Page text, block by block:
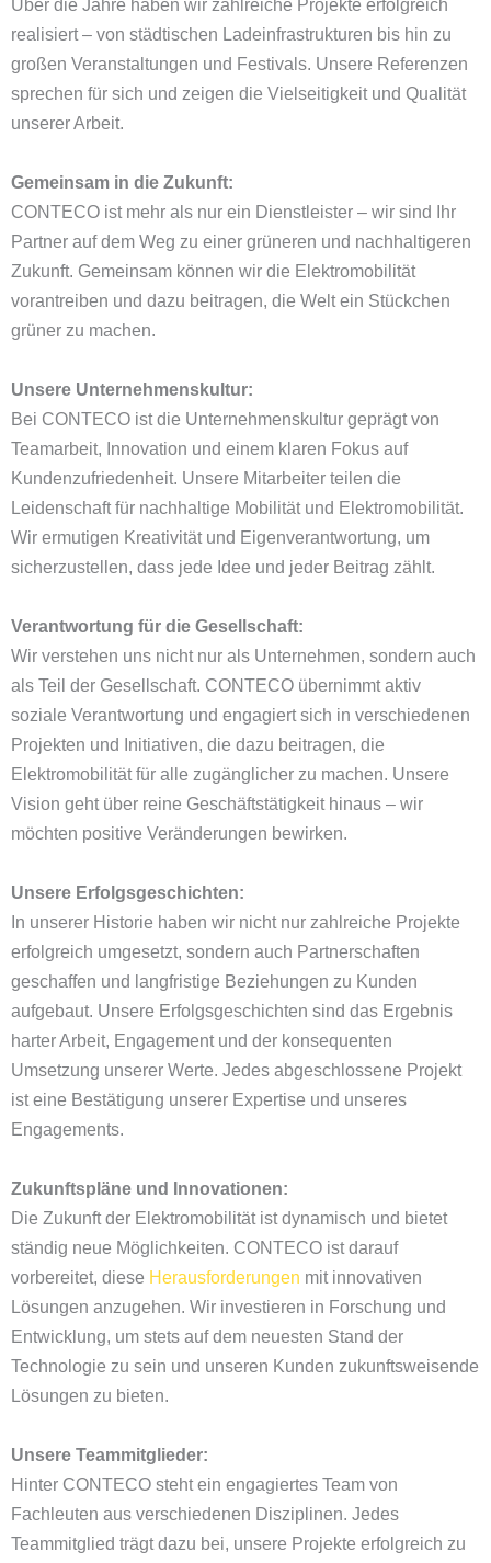
Über die Jahre haben wir zahlreiche Projekte erfolgreich
realisiert – von städtischen Ladeinfrastrukturen bis hin zu
großen Veranstaltungen und Festivals. Unsere Referenzen
sprechen für sich und zeigen die Vielseitigkeit und Qualität
unserer Arbeit.
Gemeinsam in die Zukunft:
CONTECO ist mehr als nur ein Dienstleister – wir sind Ihr
Partner auf dem Weg zu einer grüneren und nachhaltigeren
Zukunft. Gemeinsam können wir die Elektromobilität
vorantreiben und dazu beitragen, die Welt ein Stückchen
grüner zu machen.
Unsere Unternehmenskultur:
Bei CONTECO ist die Unternehmenskultur geprägt von
Teamarbeit, Innovation und einem klaren Fokus auf
Kundenzufriedenheit. Unsere Mitarbeiter teilen die
Leidenschaft für nachhaltige Mobilität und Elektromobilität.
Wir ermutigen Kreativität und Eigenverantwortung, um
sicherzustellen, dass jede Idee und jeder Beitrag zählt.
Verantwortung für die Gesellschaft:
Wir verstehen uns nicht nur als Unternehmen, sondern auch
als Teil der Gesellschaft. CONTECO übernimmt aktiv
soziale Verantwortung und engagiert sich in verschiedenen
Projekten und Initiativen, die dazu beitragen, die
Elektromobilität für alle zugänglicher zu machen. Unsere
Vision geht über reine Geschäftstätigkeit hinaus – wir
möchten positive Veränderungen bewirken.
Unsere Erfolgsgeschichten:
In unserer Historie haben wir nicht nur zahlreiche Projekte
erfolgreich umgesetzt, sondern auch Partnerschaften
geschaffen und langfristige Beziehungen zu Kunden
aufgebaut. Unsere Erfolgsgeschichten sind das Ergebnis
harter Arbeit, Engagement und der konsequenten
Umsetzung unserer Werte. Jedes abgeschlossene Projekt
ist eine Bestätigung unserer Expertise und unseres
Engagements.
Zukunftspläne und Innovationen:
Die Zukunft der Elektromobilität ist dynamisch und bietet
ständig neue Möglichkeiten. CONTECO ist darauf
vorbereitet, diese Herausforderungen mit innovativen
Lösungen anzugehen. Wir investieren in Forschung und
Entwicklung, um stets auf dem neuesten Stand der
Technologie zu sein und unseren Kunden zukunftsweisende
Lösungen zu bieten.
Unsere Teammitglieder:
Hinter CONTECO steht ein engagiertes Team von
Fachleuten aus verschiedenen Disziplinen. Jedes
Teammitglied trägt dazu bei, unsere Projekte erfolgreich zu